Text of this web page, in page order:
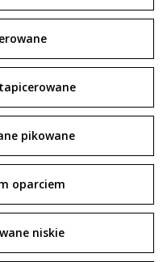
pikowane
oparciem
niskie